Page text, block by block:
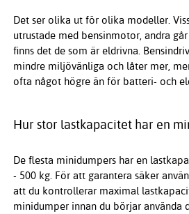
Det ser olika ut för olika modeller.
utrustade med bensinmotor, andra
finns det de som är eldrivna.
mindre miljövänliga och låter mer,
ofta något högre än för batteri- och
Hur stor lastkapacitet har en
De flesta minidumpers har en
- 500 kg. För att garantera säker
att du kontrollerar maximal
minidumper innan du börjar använda